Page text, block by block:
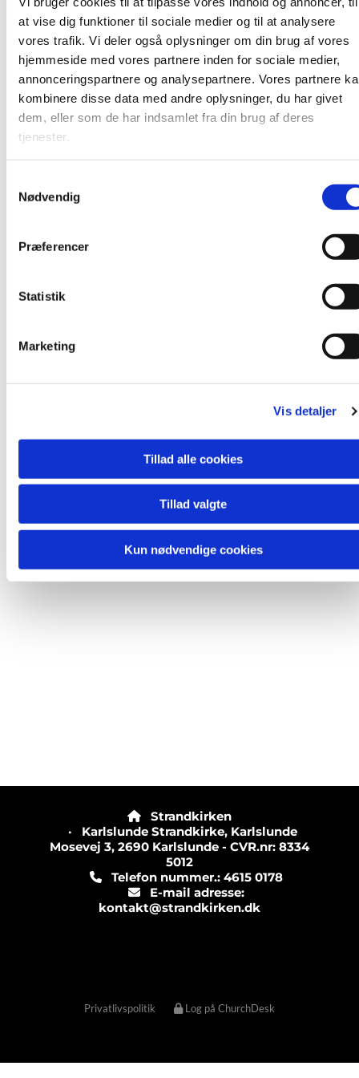
at vise dig funktioner til sociale medier og til at analysere
vores trafik. Vi deler også oplysninger om din brug af vores
hjemmeside med vores partnere inden for sociale medier,
annonceringspartnere og analysepartnere. Vores partnere
kombinere disse data med andre oplysninger, du har givet
dem, eller som de har indsamlet fra din brug af deres
tjenester.
Nødvendig
Præferencer
Statistik
Marketing
Vis detaljer
Tillad alle cookies
Tillad valgte
Kun nødvendige cookies
Du vil måske også kunne lide...

Strandkirken
· Karlslunde Strandkirke, Karlslunde
Mosevej 3, 2690 Karlslunde - CVR.nr: 8334
5012
Telefon nummer.: 4615 0178
E-mail adresse:
kontakt@strandkirken.dk
Privatlivspolitik Log på ChurchDesk